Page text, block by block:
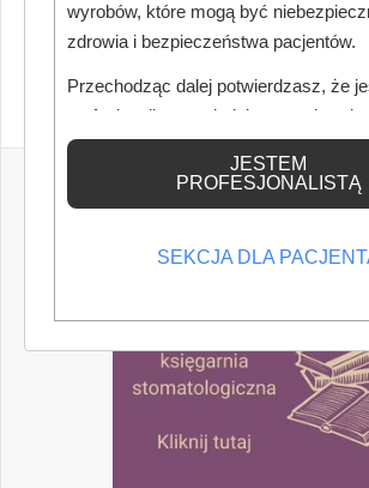
wyrobów, które mogą być
zdrowia i bezpieczeństwa pacjentów.
Przechodząc dalej potwierdzasz, że
profesjonalistą posiadającym
wiedzę medyczną.
JESTEM
PROFESJONALISTĄ
SEKCJA DLA